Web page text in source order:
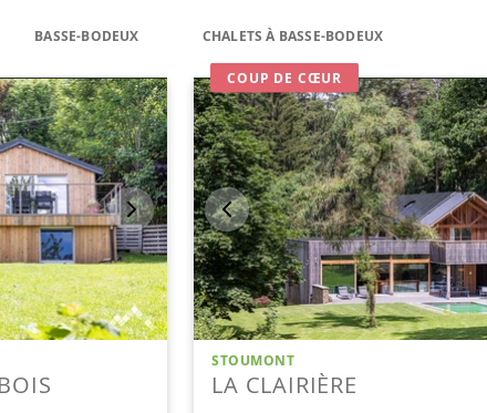
BASSE-BODEUX CHALETS À BASSE-BODEUX